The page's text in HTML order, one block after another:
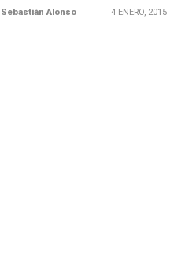
Sebastián Alonso 4 ENERO, 2015